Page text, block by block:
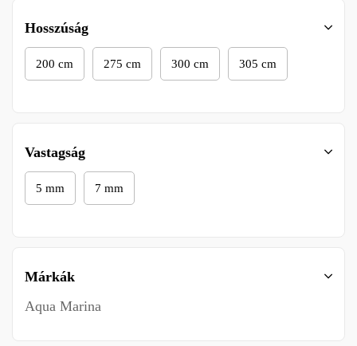
Hosszúság
200 cm 275 cm 300 cm 305 cm
Vastagság
5 mm 7 mm
Márkák
Aqua Marina